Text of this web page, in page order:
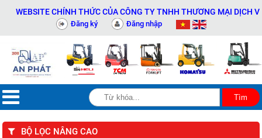
WEBSITE CHÍNH THỨC CỦA CÔNG TY TNHH THƯƠNG MẠI DỊCH
Đăng ký Đăng nhập
BỘ LỌC NÂNG CAO